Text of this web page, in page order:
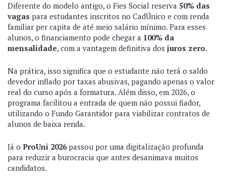
Diferente do modelo antigo, o Fies Social reserva 50% das
vagas para estudantes inscritos no CadÚnico e com renda
familiar per capita de até meio salário mínimo. Para esses
alunos, o financiamento pode chegar a 100% da
mensalidade, com a vantagem definitiva dos juros zero.
Na prática, isso significa que o estudante não terá o saldo
devedor inflado por taxas abusivas, pagando apenas o valor
real do curso após a formatura. Além disso, em 2026, o
programa facilitou a entrada de quem não possui fiador,
utilizando o Fundo Garantidor para viabilizar contratos de
alunos de baixa renda.
Já o ProUni 2026passou por uma digitalização profunda
para reduzir a burocracia que antes desanimava muitos
candidatos.